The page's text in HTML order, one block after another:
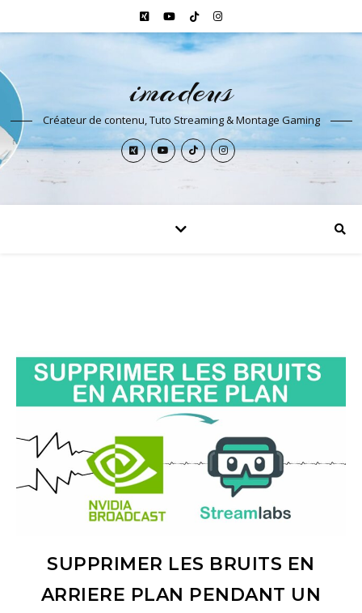
imadeus
Créateur de contenu, Tuto Streaming & Montage Gaming
SUPPRIMER LES BRUITS EN
ARRIERE PLAN PENDANT UN